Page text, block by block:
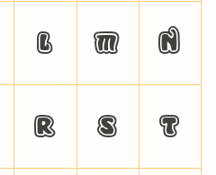
l m n
r s t